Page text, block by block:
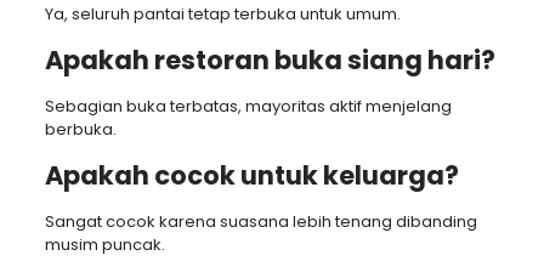
Ya, seluruh pantai tetap terbuka untuk umum.
Apakah restoran buka siang hari?
Sebagian buka terbatas, mayoritas aktif menjelang
berbuka.
Apakah cocok untuk keluarga?
Sangat cocok karena suasana lebih tenang dibanding
musim puncak.